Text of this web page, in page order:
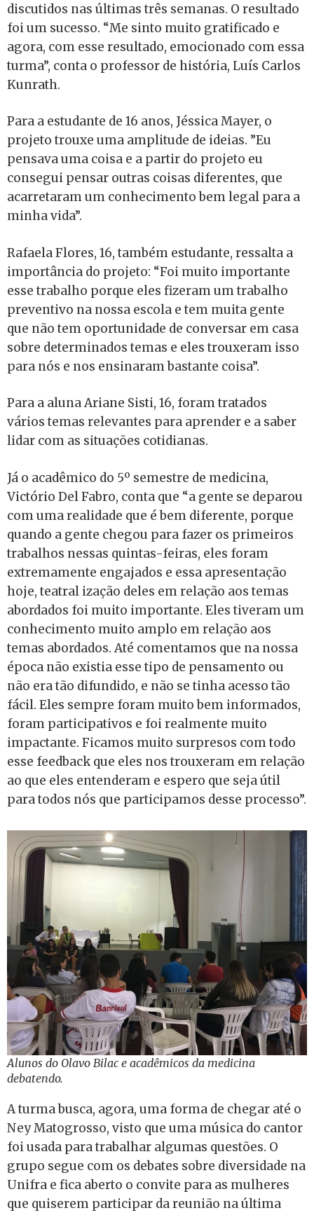
discutidos nas últimas três semanas. O resultado
foi um sucesso. “Me sinto muito gratificado e
agora, com esse resultado, emocionado com essa
turma”, conta o professor de história, Luís Carlos
Kunrath.
Para a estudante de 16 anos, Jéssica Mayer, o
projeto trouxe uma amplitude de ideias. ”Eu
pensava uma coisa e a partir do projeto eu
consegui pensar outras coisas diferentes, que
acarretaram um conhecimento bem legal para a
minha vida”.
Rafaela Flores, 16, também estudante, ressalta a
importância do projeto: “Foi muito importante
esse trabalho porque eles fizeram um trabalho
preventivo na nossa escola e tem muita gente
que não tem oportunidade de conversar em casa
sobre determinados temas e eles trouxeram isso
para nós e nos ensinaram bastante coisa”.
Para a aluna Ariane Sisti, 16, foram tratados
vários temas relevantes para aprender e a saber
lidar com as situações cotidianas.
Já o acadêmico do 5º semestre de medicina,
Victório Del Fabro, conta que “a gente se deparou
com uma realidade que é bem diferente, porque
quando a gente chegou para fazer os primeiros
trabalhos nessas quintas-feiras, eles foram
extremamente engajados e essa apresentação
hoje, teatral ização deles em relação aos temas
abordados foi muito importante. Eles tiveram um
conhecimento muito amplo em relação aos
temas abordados. Até comentamos que na nossa
época não existia esse tipo de pensamento ou
não era tão difundido, e não se tinha acesso tão
fácil. Eles sempre foram muito bem informados,
foram participativos e foi realmente muito
impactante. Ficamos muito surpresos com todo
esse feedback que eles nos trouxeram em relação
ao que eles entenderam e espero que seja útil
para todos nós que participamos desse processo”.
Alunos do Olavo Bilac e acadêmicos da medicina
debatendo.
A turma busca, agora, uma forma de chegar até o
Ney Matogrosso, visto que uma música do cantor
foi usada para trabalhar algumas questões. O
grupo segue com os debates sobre diversidade na
Unifra e fica aberto o convite para as mulheres
que quiserem participar da reunião na última